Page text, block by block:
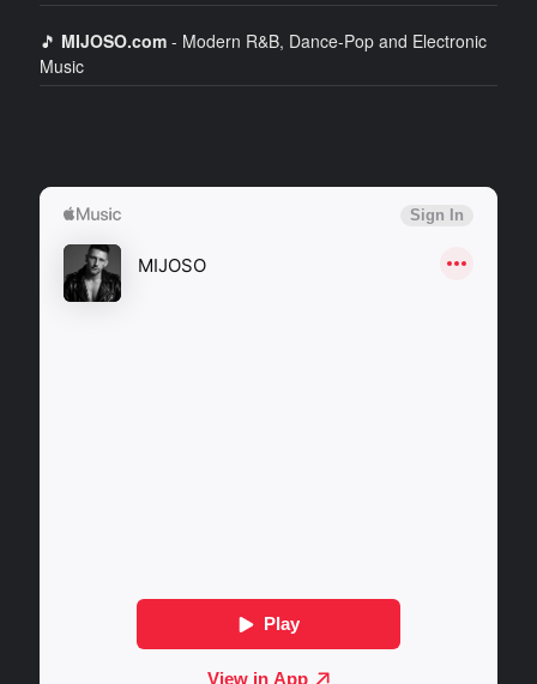
🎵 MIJOSO.com - Modern R&B, Dance-Pop and Electronic
Music